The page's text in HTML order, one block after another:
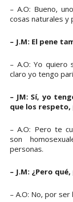
– A.O: Bueno,
cosas naturales y
– J.M: El pene
– A.O: Yo
claro yo tengo
– JM: Sí, yo
que los respeto,
– A.O: Pero te
son
personas.
– J.M: ¿Pero
– A.O: No, por